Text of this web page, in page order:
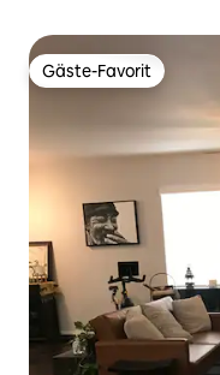
Gäste-Favorit
Gäste-Favorit